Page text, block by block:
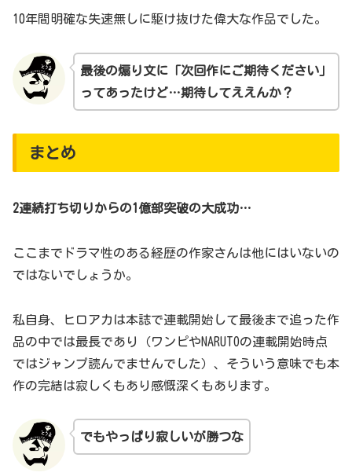
10年間明確な失速無しに駆け抜けた偉大な作品でした。
最後の煽り文に「次回作にご期待ください」
ってあったけど…期待してええんか？
まとめ
2連続打ち切りからの1億部突破の大成功…
ここまでドラマ性のある経歴の作家さんは他にはいないの
ではないでしょうか。
私自身、ヒロアカは本誌で連載開始して最後まで追った作
品の中では最長であり（ワンピやNARUTOの連載開始時点
ではジャンプ読んでませんでした）、そういう意味でも本
作の完結は寂しくもあり感慨深くもあります。
でもやっぱり寂しいが勝つな